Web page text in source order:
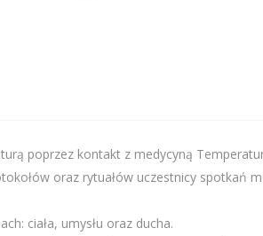
poprzez kontakt z medycyną
oraz rytuałów uczestnicy spotkań
ciała, umysłu oraz ducha.